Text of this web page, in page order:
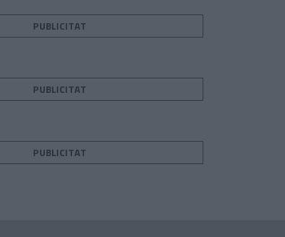
PUBLICITAT
PUBLICITAT
PUBLICITAT